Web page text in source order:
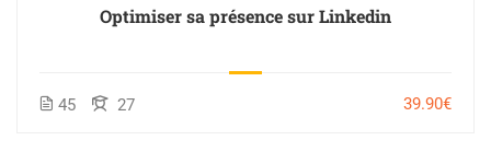
Optimiser sa présence sur Linkedin
45 27 39.90€